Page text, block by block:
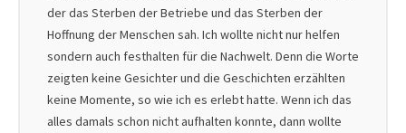
der das Sterben der Betriebe und das Sterben der
Hoffnung der Menschen sah. Ich wollte nicht nur helfen
sondern auch festhalten für die Nachwelt. Denn die Worte
zeigten keine Gesichter und die Geschichten erzählten
keine Momente, so wie ich es erlebt hatte. Wenn ich das
alles damals schon nicht aufhalten konnte, dann wollte